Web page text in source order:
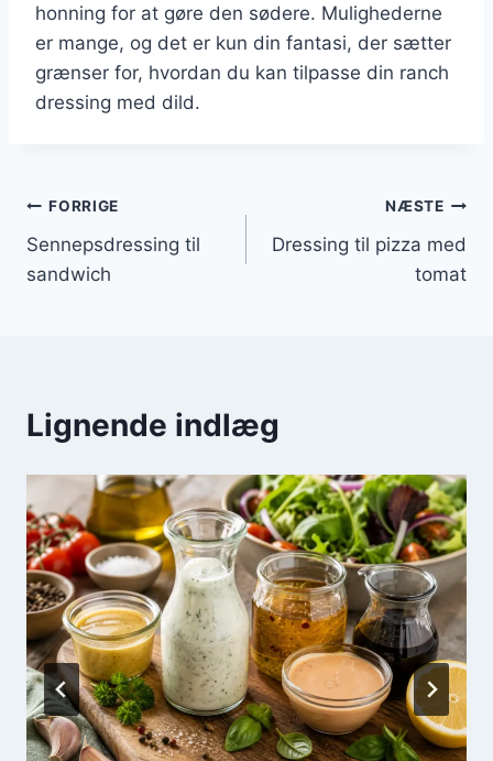
honning for at gøre den sødere. Mulighederne
er mange, og det er kun din fantasi, der sætter
grænser for, hvordan du kan tilpasse din ranch
dressing med dild.
Indlægsnavigation
FORRIGE
Sennepsdressing til
sandwich
NÆSTE
Dressing til pizza med
tomat
Lignende indlæg